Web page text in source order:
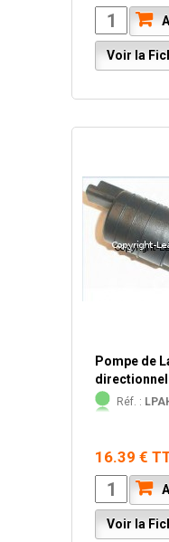
Voir la
Pompe de
Réf. :
16.39 €
Voir la